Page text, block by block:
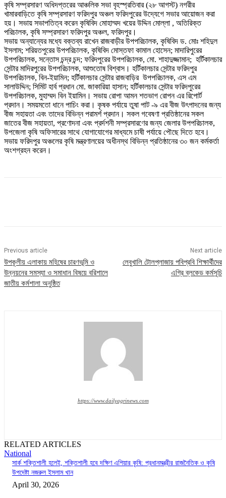
কৃষি সম্প্রসারণ অধিদপ্তরের আঞ্চলিক সভা বৃহস্প্রতিবার (২৮ আগস্ট) নগরীর
খামারবাড়িতে কৃষি সম্প্রসারণ ফরিদপুর অঞ্চল ফরিদপুরের উদ্যেগে সভার আয়োজন করা
হয়। সভায় সভাপতিত্ব করেন কৃষিবিদ মোহাম্মদ খয়ের উদ্দিন মোল্লা , অতিরিক্ত
পরিচালক, কৃষি সম্প্রসারণ ফরিদপুর অঞ্চল, ফরিদপুর।
সভায় অন্যান্যের মধ্যে বক্তব্য রাখেন রাজবাড়ীর উপপরিচালক, কৃষিবিদ ড. মোঃ শহিদুল
ইসলাম; শরিয়তপুরের উপপরিচালক, কৃষিবিদ মোস্তফা কামাল হোসেন; মাদারিপুরের
উপপরিচালক, সন্তোস চন্দ্র চন্দ; ফরিদপুরের উপপরিচালক, মো. শাহাদুজ্জামান; হর্টিকালচার
সেন্টার মাদিরপুরের উপপরিচালক, আশুতোষ বিশ্বাস। হর্টিকালচার সেন্টার ফরিদপুর
উপপরিচালক, বিন-ইয়ামিন; হর্টিকালচার সেন্টার রাজবাড়ির উপপরিচালক, এস এম
সালাউদ্দিন; সিমিট হার্ব প্রধান মো. জাকারিয়া হাসান; হর্টিকালচার সেন্টার ফরিদপুরের
উপপরিচালক, মুহাম্মদ বিন ইয়ামিন। সভায় রোপা আমন শতভাগ রোপন এর রিপোর্ট
প্রদান। সময়মতো ধানে পাচিং করা। কৃষক পর্যায়ে তুষা পাট -৯ এর বীজ উৎপাদনের জন্য
বীজ সহায়তা এবং তাদের বিভিন্ন পরামর্শ প্রদান। সকল গবেষণা প্রতিষ্ঠানের সকল
জাতের বীজ সহায়তা, প্রণোদনা এবং প্রর্দশনী সম্প্রসারণের জন্য জেলার উপপরিচালক,
উপজেলা কৃষি অফিসারের সাথে যোগাযোগের মাধ্যমে চাষী পর্যায়ে পৌছে দিতে হবে।
সভায় ফরিদপুর অঞ্চলের কৃষি মন্ত্রণালয়ের অধীনস্থ বিভিন্ন প্রতিষ্ঠানের ৩০ জন কর্মকর্তা
অংশগ্রহন করেন।
Previous article
উপকূলীয় এলাকায় মহিষের চারণভূমি ও
উন্নয়নের সমস্যা ও সমাধান বিষয়ে বরিশালে
জাতীয় কর্মশালা অনুষ্ঠিত
Next article
লেবুখালি টোলপ্লাজায় পবিপ্রবি শিক্ষার্থীদের
এগ্রি ব্লকেড কর্মসূচি
https://www.dailyagrinews.com
RELATED ARTICLES
National
সার্ক শক্তিশালী হলেই, শক্তিশালী হবে দক্ষিণ এশিয়ার কৃষি: প্রধানমন্ত্রীর রাজনৈতিক ও কৃষি
উপদেষ্টা নজরুল ইসলাম খান
April 30, 2026